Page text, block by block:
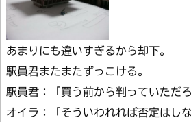
あまりにも違いすぎるから却下。
駅員君またまたずっこける。
駅員君：「買う前から判っていただろ
オイラ：「そういわれれば否定はし